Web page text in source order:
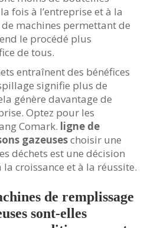
fois à l’entreprise et à la
machines permettant de
le procédé plus
de tous.
entraînent des bénéfices
signifie plus de
génère davantage de
Optez pour les
Comark. ligne de
gazeuseschoisir une
déchets est une décision
croissance et à la réussite.
de remplissage
sont-elles